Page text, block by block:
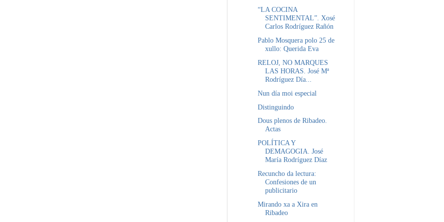
“LA COCINA
SENTIMENTAL”. Xosé
Carlos Rodríguez Rañón
Pablo Mosquera polo 25 de
xullo: Querida Eva
RELOJ, NO MARQUES
LAS HORAS. José Mª
Rodríguez Día...
Nun día moi especial
Distinguindo
Dous plenos de Ribadeo.
Actas
POLÍTICA Y
DEMAGOGIA. José
María Rodríguez Díaz
Recuncho da lectura:
Confesiones de un
publicitario
Mirando xa a Xira en
Ribadeo